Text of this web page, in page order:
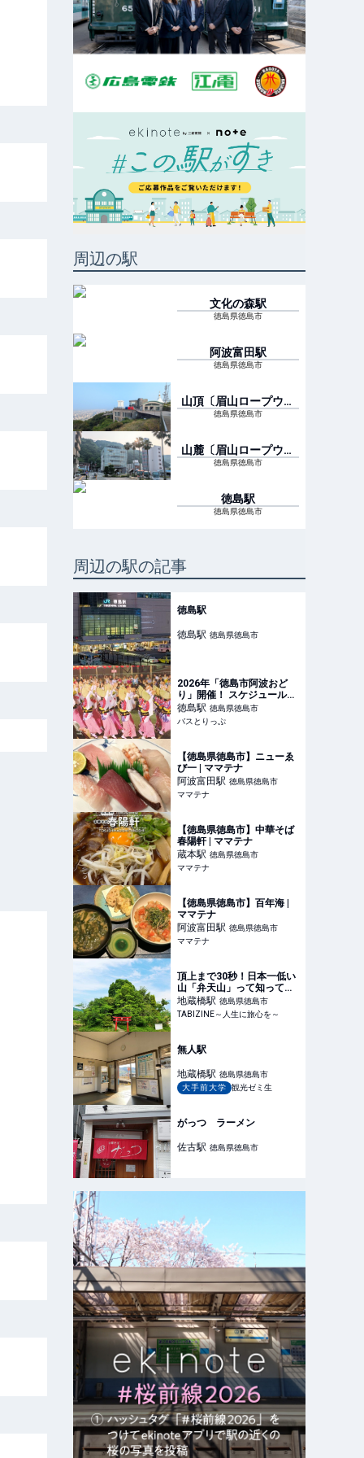
周辺の駅
文化の森駅
徳島県徳島市
阿波富田駅
徳島県徳島市
山頂〔眉山ロープウェ
イ〕駅
徳島県徳島市
山麓〔眉山ロープウェ
イ〕駅
徳島県徳島市
徳島駅
徳島県徳島市
周辺の駅の記事
徳島駅
徳島駅 徳島県徳島市
2026年「徳島市阿波おど
り」開催！ スケジュール
は？ 徳島駅へのアクセス方
法やツアーを紹介
徳島駅 徳島県徳島市
バスとりっぷ
【徳島県徳島市】ニューゑ
び一 | ママテナ
阿波富田駅 徳島県徳島市
ママテナ
【徳島県徳島市】中華そば
春陽軒 | ママテナ
蔵本駅 徳島県徳島市
ママテナ
【徳島県徳島市】百年海 |
ママテナ
阿波富田駅 徳島県徳島市
ママテナ
頂上まで30秒！日本一低い
山「弁天山」って知って
る？登頂証明書など登る際
のポイントや周辺観光スポ
ット | TABIZINE～人生に旅
地蔵橋駅 徳島県徳島市
TABIZINE～人生に旅心を～
無人駅
地蔵橋駅 徳島県徳島市
大手前大学
観光ゼミ生
がっつ ラーメン
佐古駅 徳島県徳島市